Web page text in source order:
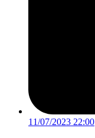
11/07/2023 22:00